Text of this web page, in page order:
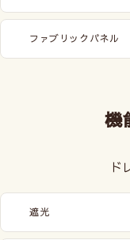
ファブリックパネル
機
ド
遮光